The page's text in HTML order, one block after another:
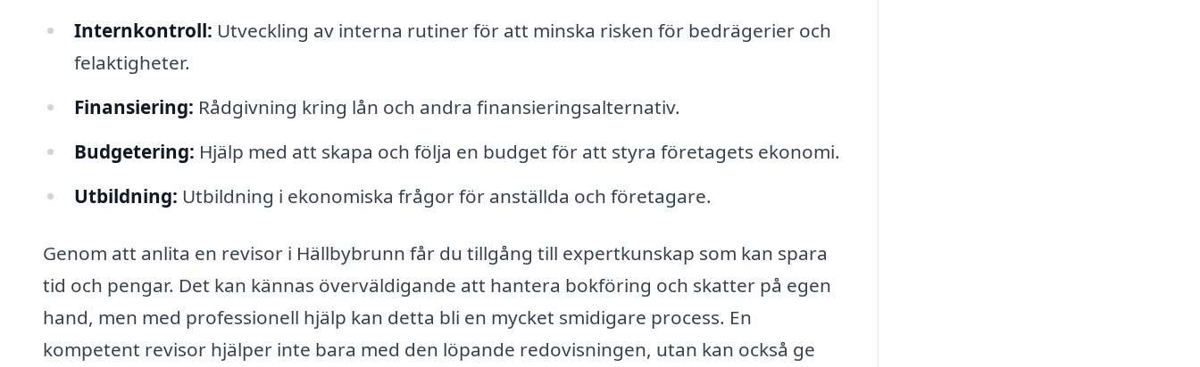
Internkontroll: Utveckling av interna rutiner för att minska risken för bedrägerier och
felaktigheter.
Finansiering: Rådgivning kring lån och andra finansieringsalternativ.
Budgetering: Hjälp med att skapa och följa en budget för att styra företagets ekonomi.
Utbildning: Utbildning i ekonomiska frågor för anställda och företagare.
Genom att anlita en revisor i Hällbybrunn får du tillgång till expertkunskap som kan spara
tid och pengar. Det kan kännas överväldigande att hantera bokföring och skatter på egen
hand, men med professionell hjälp kan detta bli en mycket smidigare process. En
kompetent revisor hjälper inte bara med den löpande redovisningen, utan kan också ge